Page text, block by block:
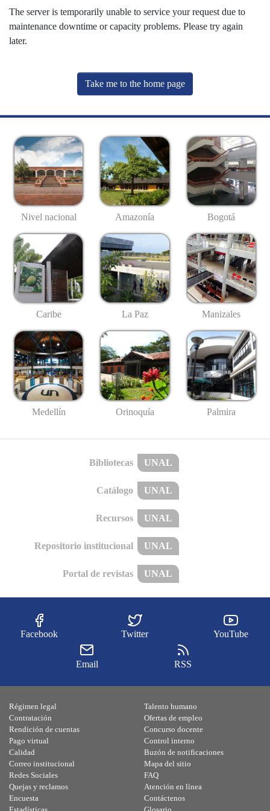
The server is temporarily unable to service your request due to
maintenance downtime or capacity problems. Please try again
later.
Take me to the home page
Nivel nacional Amazonía Bogotá
Caribe La Paz Manizales
Medellín Orinoquía Palmira
Bibliotecas UNAL
Catálogo UNAL
Recursos UNAL
Repositorio institucional UNAL
Portal de revistas UNAL
Facebook Twitter YouTube
Email RSS
Régimen legal
Contratación
Rendición de cuentas
Pago virtual
Calidad
Talento humano
Ofertas de empleo
Concurso docente
Control interno
Buzón de notificaciones
Correo institucional
Redes Sociales
Quejas y reclamos
Encuesta
Mapa del sitio
FAQ
Atención en línea
Contáctenos